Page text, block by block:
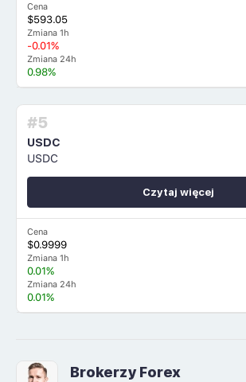
Cena
$593.05
Zmiana 1h
-0.01%
Zmiana 24h
0.98%
#5
USDC
USDC
Cena
$0.9999
Zmiana 1h
0.01%
Zmiana 24h
0.01%
Czytaj więcej
Brokerzy Forex